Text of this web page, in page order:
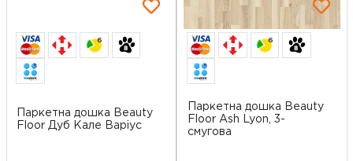
6
Паркетна дошка Beauty
Floor Дуб Кале Варіус
6
Паркетна дошка Beauty
Floor Ash Lyon, 3-
смугова